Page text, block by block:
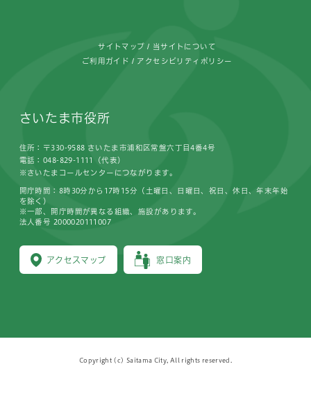
サイトマップ 当サイトについて
ご利用ガイド アクセシビリティポリシー
さいたま市役所
住所：〒330-9588 さいたま市浦和区常盤六丁目4番4号
電話：048-829-1111（代表）
※さいたまコールセンターにつながります。
アクセスマップ 窓口案内
開庁時間：8時30分から17時15分（土曜日、日曜日、祝日、休日、年末年始
を除く）
※一部、開庁時間が異なる組織、施設があります。
法人番号 2000020111007
Copyright (c) Saitama City, All rights reserved.